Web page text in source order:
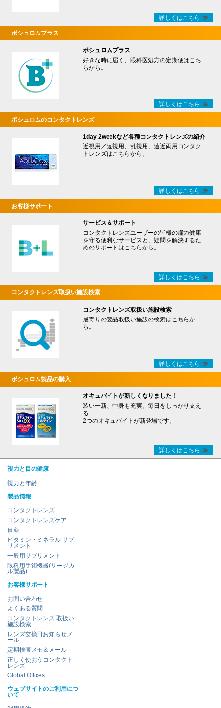
詳しくはこちら
ボシュロムプラス
ボシュロムプラス
好きな時に届く、眼科医処方の定期便はこち
らから。
詳しくはこちら
ボシュロムのコンタクトレンズ
1day 2weekなど各種コンタクトレンズの紹介
近視用／遠視用、乱視用、遠近両用コンタク
トレンズはこちらから。
詳しくはこちら
お客様サポート
サービス＆サポート
コンタクトレンズユーザーの皆様の瞳の健康
を守る便利なサービスと、疑問を解決するた
めのサポートはこちらから。
詳しくはこちら
コンタクトレンズ取扱い施設検索
コンタクトレンズ取扱い施設検索
最寄りの製品取扱い施設の検索はこちらか
ら。
詳しくはこちら
ボシュロム製品の購入
オキュバイトが新しくなりました！
装い一新、中身も充実。毎日をしっかり支え
る
2つのオキュバイトが新登場です。
詳しくはこちら
視力と目の健康
視力と年齢
製品情報
コンタクトレンズ
コンタクトレンズケア
目薬
ビタミン・ミネラル サプ
リメント
一般用サプリメント
眼科用手術機器(サージカ
ル製品)
お客様サポート
お問い合わせ
よくある質問
コンタクトレンズ 取扱い
施設検索
レンズ交換日お知らせメ
ール
定期検査メモ＆メール
正しく使おうコンタクト
レンズ
Global Offices
ウェブサイトのご利用につ
いて